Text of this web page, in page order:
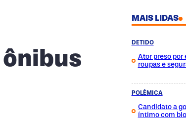
MAIS LIDAS
DETIDO
Ator preso
roupas e
POLÊMICA
Candidato a
íntimo com